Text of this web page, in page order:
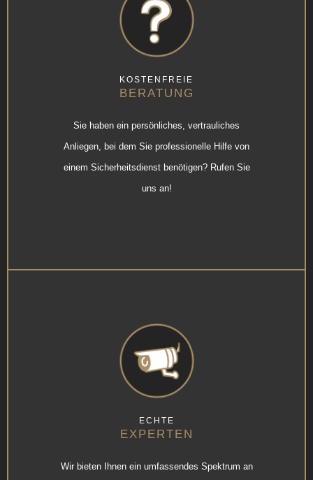
KOSTENFREIE
BERATUNG
Sie haben ein persönliches, vertrauliches
Anliegen, bei dem Sie professionelle Hilfe von
einem Sicherheitsdienst benötigen? Rufen Sie
uns an!
ECHTE
EXPERTEN
Wir bieten Ihnen ein umfassendes Spektrum an